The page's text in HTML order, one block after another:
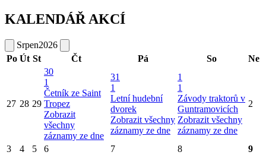
KALENDÁŘ AKCÍ
Srpen2026
Po Út St Čt Pá So Ne
27 28 29
30
1
Četník ze Saint
Tropez
Zobrazit
všechny
záznamy ze dne
31
1
Letní hudební
dvorek
Zobrazit všechny
záznamy ze dne
1
1
Závody traktorů v
Guntramovicích
Zobrazit všechny
záznamy ze dne
2
3 4 5 6 7 8 9